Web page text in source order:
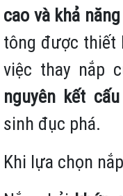
cao và khả
tông được thiết
việc thay nắp
nguyên kết
sinh đục phá.
Khi lựa chọn